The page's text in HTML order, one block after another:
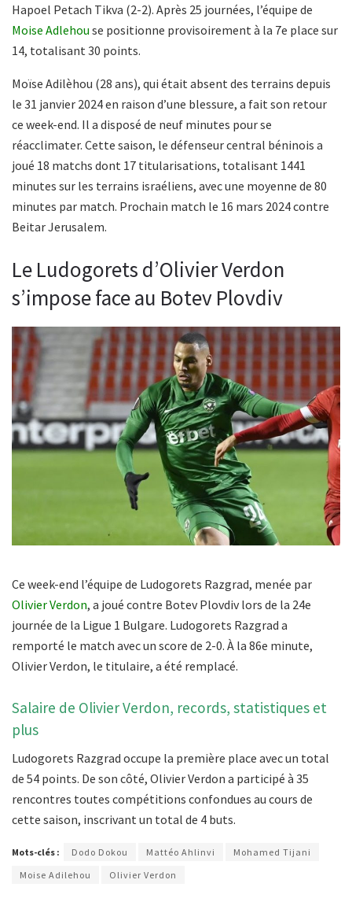
Hapoel Petach Tikva (2-2). Après 25 journées, l’équipe de
Moise Adlehou se positionne provisoirement à la 7e place sur
14, totalisant 30 points.
Moïse Adilèhou (28 ans), qui était absent des terrains depuis
le 31 janvier 2024 en raison d’une blessure, a fait son retour
ce week-end. Il a disposé de neuf minutes pour se
réacclimater. Cette saison, le défenseur central béninois a
joué 18 matchs dont 17 titularisations, totalisant 1441
minutes sur les terrains israéliens, avec une moyenne de 80
minutes par match. Prochain match le 16 mars 2024 contre
Beitar Jerusalem.
Le Ludogorets d’Olivier Verdon
s’impose face au Botev Plovdiv
Ce week-end l’équipe de Ludogorets Razgrad, menée par
Olivier Verdon, a joué contre Botev Plovdiv lors de la 24e
journée de la Ligue 1 Bulgare. Ludogorets Razgrad a
remporté le match avec un score de 2-0. À la 86e minute,
Olivier Verdon, le titulaire, a été remplacé.
Salaire de Olivier Verdon, records, statistiques et
plus
Ludogorets Razgrad occupe la première place avec un total
de 54 points. De son côté, Olivier Verdon a participé à 35
rencontres toutes compétitions confondues au cours de
cette saison, inscrivant un total de 4 buts.
Mots-clés : Dodo Dokou Mattéo Ahlinvi
Mohamed Tijani
Moise Adilehou
Olivier Verdon